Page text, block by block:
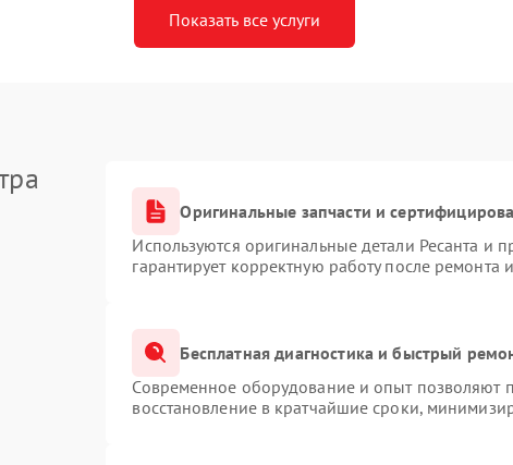
Показать все услуги
Оригинальные запчасти и
Используются оригинальные детали Ресанта
гарантирует корректную работу после ремонта
Бесплатная диагностика и быстрый
Современное оборудование и опыт позволяют
восстановление в кратчайшие сроки,